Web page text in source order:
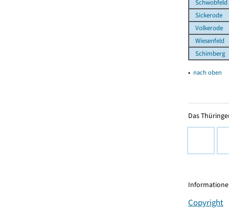
Schwobfeld
Sickerode
Volkerode
Wiesenfeld
Schimberg
▴ nach oben
Das
Copyright